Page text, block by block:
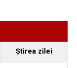
Familia
pasul pe loc, la
la 4
Ştirea zilei